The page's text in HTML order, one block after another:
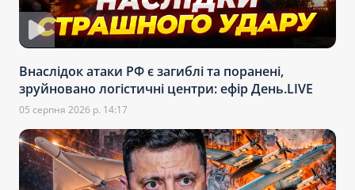
Внаслідок атаки РФ є загиблі та поранені,
зруйновано логістичні центри: ефір День.LIVE
05 серпня 2026 р. 14:17